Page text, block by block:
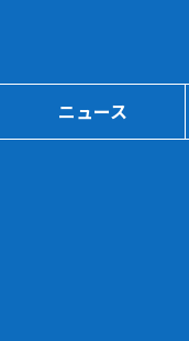
ニュース